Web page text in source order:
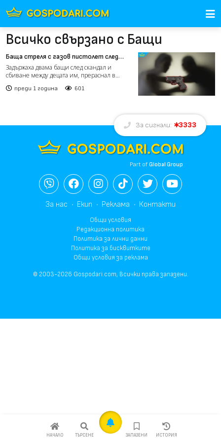
Всичко свързано с Бащи
Баща стреля с газов пистолет след
спречкване между деца в Стара Загора
Задържаха двама бащи след скандал и
сбиване между децата им, прераснал в
преди 1 година 601
НАЧАЛО ТЪРСЕНЕ ЗАПАЗЕНИ ИСТОРИЯ
За сигнали: 3333
Part ofGlobal Group
За нас Екип Реклама Контакти
Общи условия
Редакционна политика
Политика за лични данни
Политика за бисквитките
Общи условия за реклама
© 2003-2026 Gospodari.com, Всички права запазени.